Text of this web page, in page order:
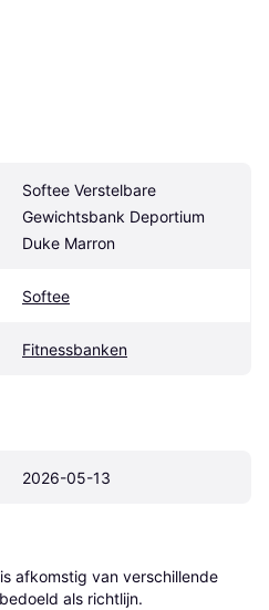
Softee Verstelbare
Gewichtsbank Deportium
Duke Marron
Softee
Fitnessbanken
2026-05-13
afkomstig van verschillende
als richtlijn.